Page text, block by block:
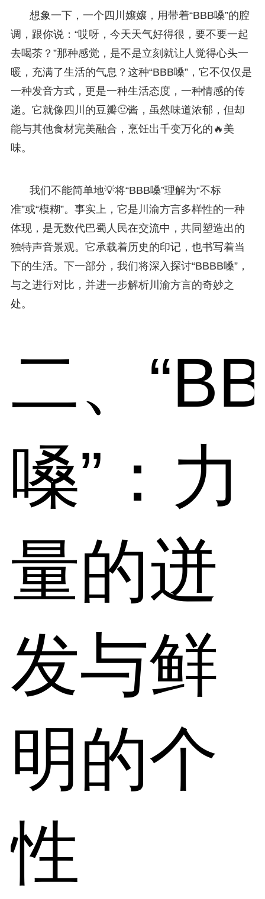
想象一下，一个四川嬢嬢，用带着“BBB嗓”的腔
调，跟你说：“哎呀，今天天气好得很，要不要一起
去喝茶？”那种感觉，是不是立刻就让人觉得心头一
暖，充满了生活的气息？这种“BBB嗓”，它不仅仅是
一种发音方式，更是一种生活态度，一种情感的传
递。它就像四川的豆瓣🙂酱，虽然味道浓郁，但却
能与其他食材完美融合，烹饪出千变万化的🔥美
味。
我们不能简单地💡将“BBB嗓”理解为“不标
准”或“模糊”。事实上，它是川渝方言多样性的一种
体现，是无数代巴蜀人民在交流中，共同塑造出的
独特声音景观。它承载着历史的印记，也书写着当
下的生活。下一部分，我们将深入探讨“BBBB嗓”，
与之进行对比，并进一步解析川渝方言的奇妙之
处。
二、
嗓”：力
量的迸
发与鲜
明的个
性